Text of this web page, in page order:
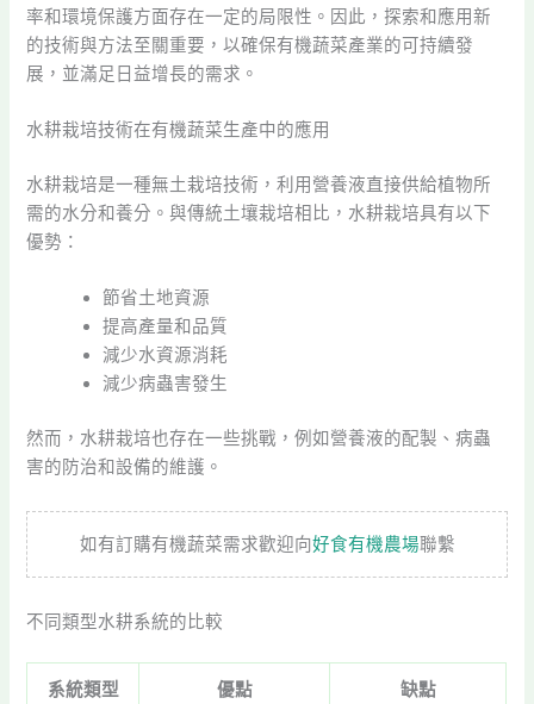
率和環境保護方面存在一定的局限性。因此，探索和應用新
的技術與方法至關重要，以確保有機蔬菜產業的可持續發
展，並滿足日益增長的需求。
水耕栽培技術在有機蔬菜生產中的應用
水耕栽培是一種無土栽培技術，利用營養液直接供給植物所
需的水分和養分。與傳統土壤栽培相比，水耕栽培具有以下
優勢：
節省土地資源
提高產量和品質
減少水資源消耗
減少病蟲害發生
然而，水耕栽培也存在一些挑戰，例如營養液的配製、病蟲
害的防治和設備的維護。
如有訂購有機蔬菜需求歡迎向好食有機農場聯繫
不同類型水耕系統的比較
系統類型 優點 缺點